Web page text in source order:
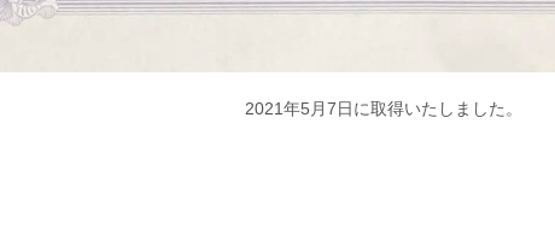
2021年5月7日に取得いたしました。